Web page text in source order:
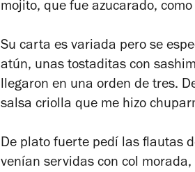
mojito, que fue azucarado,
Su carta es variada pero se
atún, unas tostaditas con
llegaron en una orden de tres.
salsa criolla que me hizo
De plato fuerte pedí las flautas
venían servidas con col